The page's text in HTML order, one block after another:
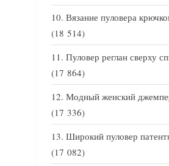
Вязание пуловера
(18 514)
Пуловер реглан сверху
(17 864)
Модный женский
(17 336)
Широкий пуловер
(17 082)